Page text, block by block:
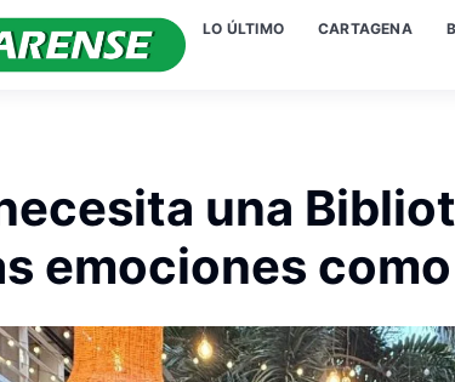
LO ÚLTIMO CARTAGENA
una
emociones